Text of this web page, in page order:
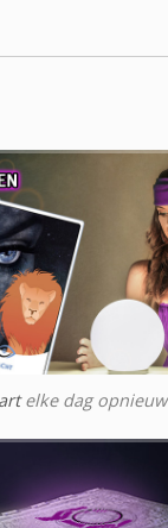
elke dag opnieuw